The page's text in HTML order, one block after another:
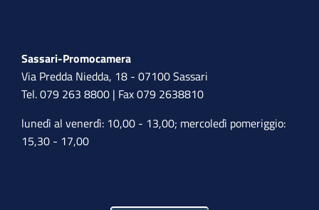
Sassari-Promocamera
Via Predda Niedda, 18 - 07100 Sassari
Tel. 079 263 8800 | Fax 079 2638810
lunedì al venerdì: 10,00 - 13,00; mercoledì pomeriggio:
15,30 - 17,00